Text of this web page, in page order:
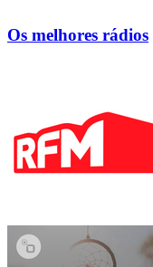
Os melhores rádios